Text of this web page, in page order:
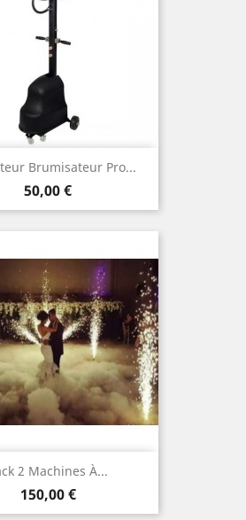
Brumisateur Pro...
Prix
50,00 €
2 Machines À...
Prix
150,00 €